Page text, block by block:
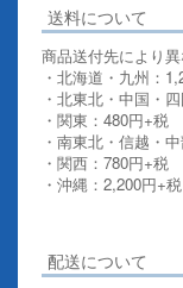
送料について
商品送付先により異
・北海道・九州：
・北東北・中国・
・関東：480円+税
・南東北・信越・
・関西：780円+税
・沖縄：2,200円+税
配送について